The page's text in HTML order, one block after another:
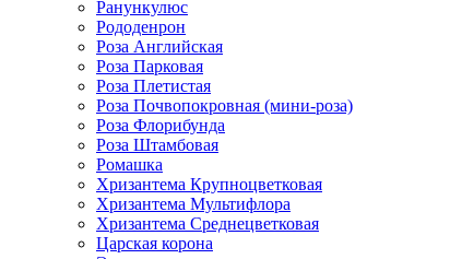
Ранункулюс
Рододенрон
Роза Английская
Роза Парковая
Роза Плетистая
Роза Почвопокровная (мини-роза)
Роза Флорибунда
Роза Штамбовая
Ромашка
Хризантема Крупноцветковая
Хризантема Мультифлора
Хризантема Среднецветковая
Царская корона